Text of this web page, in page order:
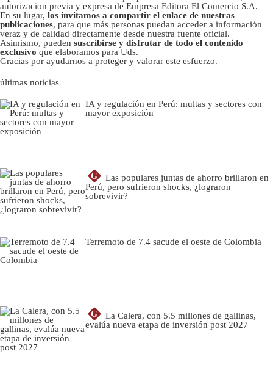
autorizacion previa y expresa de Empresa Editora El Comercio S.A.
En su lugar, los invitamos a compartir el enlace de nuestras
publicaciones, para que más personas puedan acceder a información
veraz y de calidad directamente desde nuestra fuente oficial.
Asimismo, pueden suscribirse y disfrutar de todo el contenido
exclusivo que elaboramos para Uds.
Gracias por ayudarnos a proteger y valorar este esfuerzo.
últimas noticias
IA y regulación en Perú: multas y sectores con
mayor exposición
G
Las populares juntas de ahorro brillaron en
Perú, pero sufrieron shocks, ¿lograron
sobrevivir?
Terremoto de 7.4 sacude el oeste de Colombia
G
La Calera, con 5.5 millones de gallinas,
evalúa nueva etapa de inversión post 2027